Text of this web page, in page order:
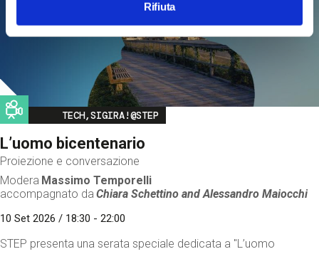
Rifiuta
Image
TECH,SIGIRA!@STEP
L’uomo bicentenario
Proiezione e conversazione
Modera Massimo Temporelli
accompagnato da Chiara Schettino andAlessandro Maiocchi
10 Set 2026 / 18:30 - 22:00
STEP presenta una serata speciale dedicata a "L’uomo